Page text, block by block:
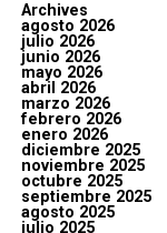
Archives
agosto 2026
julio 2026
junio 2026
mayo 2026
abril 2026
marzo 2026
febrero 2026
enero 2026
diciembre 2025
noviembre 2025
octubre 2025
septiembre 2025
agosto 2025
julio 2025